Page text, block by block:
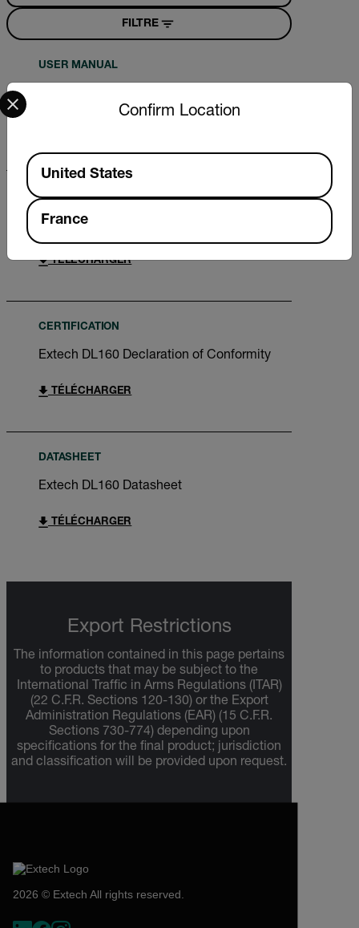
FILTRE
USER MANUAL
USER MANUAL
Extech DL160 User Manual
TÉLÉCHARGER
CERTIFICATION
Extech DL160 Declaration of Conformity
TÉLÉCHARGER
DATASHEET
Extech DL160 Datasheet
TÉLÉCHARGER
Export Restrictions
The information contained in this page pertains
to products that may be subject to the
International Traffic in Arms Regulations (ITAR)
(22 C.F.R. Sections 120-130) or the Export
Administration Regulations (EAR) (15 C.F.R.
Sections 730-774) depending upon
specifications for the final product; jurisdiction
and classification will be provided upon request.
2026 © Extech All rights reserved.
Confirm Location
Select your preferred country and language from the
Available Locations
United States
France